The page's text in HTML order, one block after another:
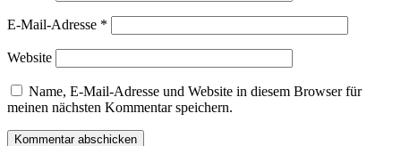
E-Mail-Adresse *
Website
Name, E-Mail-Adresse und Website in diesem Browser für
meinen nächsten Kommentar speichern.